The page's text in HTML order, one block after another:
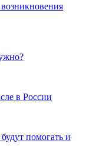
в России
помогать и